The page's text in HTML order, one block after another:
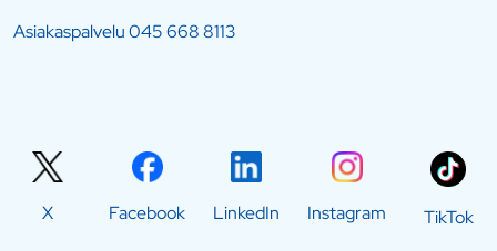
Asiakaspalvelu045 668 8113
X Facebook LinkedIn Instagram TikTok